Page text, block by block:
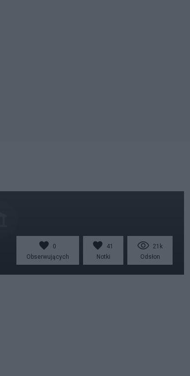
0
Obserwujących
41
Notki
21k
Odsłon